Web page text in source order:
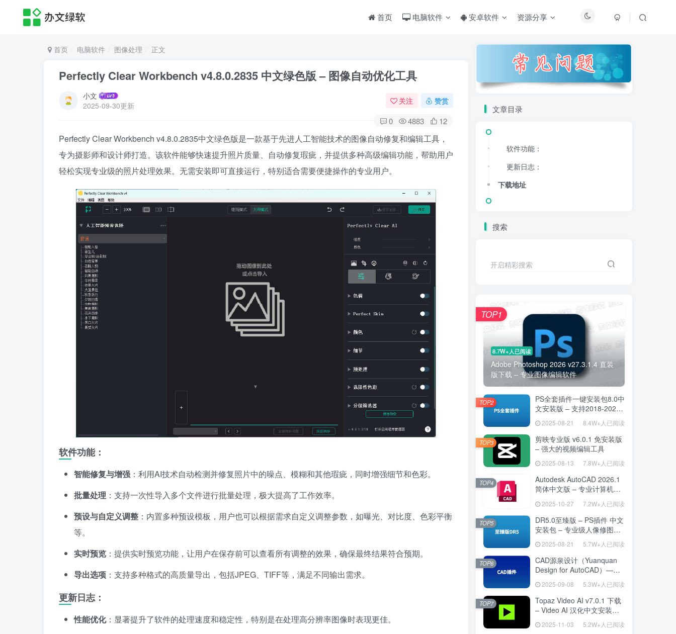
首页 电脑软件 安卓软件 资源分享
首页 电脑软件 图像处理 正文
Perfectly Clear Workbench v4.8.0.2835 中文绿色版 – 图像自动优化工具
小文
2025-09-30更新
关注 赞赏
0 4883 12
Perfectly Clear Workbench v4.8.0.2835中文绿色版是一款基于先进人工智能技术的图像自动修复和编辑工具，
专为摄影师和设计师打造。该软件能够快速提升照片质量、自动修复瑕疵，并提供多种高级编辑功能，帮助用户
轻松实现专业级的照片处理效果。无需安装即可直接运行，特别适合需要便捷操作的专业用户。
软件功能：
智能修复与增强 ：利用AI技术自动检测并修复照片中的噪点、模糊和其他瑕疵，同时增强细节和色彩。
批量处理 ：支持一次性导入多个文件进行批量处理，极大提高了工作效率。
预设与自定义调整 ：内置多种预设模板，用户也可以根据需求自定义调整参数，如曝光、对比度、色彩平衡
等。
实时预览 ：提供实时预览功能，让用户在保存前可以查看所有调整的效果，确保最终结果符合预期。
导出选项 ：支持多种格式的高质量导出，包括JPEG、TIFF等，满足不同输出需求。
更新日志：
性能优化：显著提升了软件的处理速度和稳定性，特别是在处理高分辨率图像时表现更佳。
文章目录
软件功能：
更新日志：
下载地址
搜索
开启精彩搜索
8.7W+人已阅读
Adobe Photoshop 2026 v27.3.1.4 直装
版下载 – 专业图像编辑软件
TOP1
PS全套插件一键安装包8.0中
文安装版 – 支持2018-2025
– 提升设计效率
2025-08-21 8.4W+人已阅读
TOP2
剪映专业版 v6.0.1 免安装版
– 强大的视频编辑工具
2025-08-13 7.8W+人已阅读
TOP3
Autodesk AutoCAD 2026.1
简体中文版 – 专业计算机辅
2025-10-27 7.2W+人已阅读
TOP4
DR5.0至臻版 – PS插件 中文
安装包 – 专业级人像修图工
2025-08-21 5.7W+人已阅读
TOP5
CAD源泉设计（Yuanquan
Design for AutoCAD）——
高效绘图利器
2025-09-08 5.3W+人已阅读
TOP6
Topaz Video AI v7.0.1 下载
– Video AI 汉化中文安装版
2025-11-03 5.2W+人已阅读
TOP7